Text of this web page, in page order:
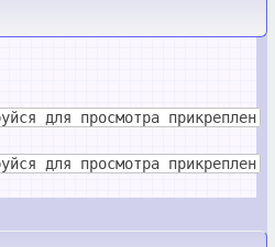
для просмотра прикреплен
для просмотра прикреплен